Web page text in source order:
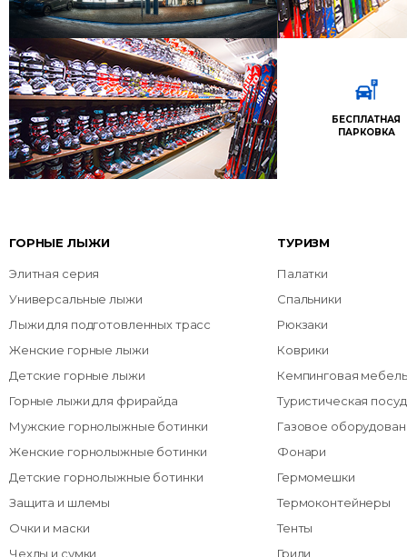
БЕСПЛАТНАЯ
ПАРКОВКА
ГОРНЫЕ ЛЫЖИ
Элитная серия
Универсальные лыжи
Лыжи для подготовленных трасс
Женские горные лыжи
Детские горные лыжи
Горные лыжи для фрирайда
Мужские горнолыжные ботинки
Женские горнолыжные ботинки
Детские горнолыжные ботинки
Защита и шлемы
Очки и маски
Чехлы и сумки
ТУРИЗМ
Палатки
Спальники
Рюкзаки
Коврики
Кемпинговая мебель
Туристическая
Газовое
Фонари
Гермомешки
Термоконтейнеры
Тенты
Грили